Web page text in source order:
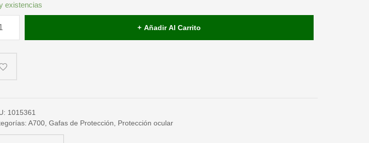
existencias
Añadir Al Carrito
1015361
A700, Gafas de Protección Protección ocular